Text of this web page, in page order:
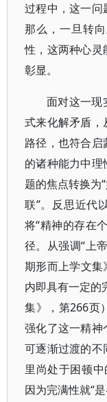
过程中，这一问
那么，一旦转
性，这两种心
彰显。
面对这一现
式来化解矛盾，
路径，也符合启
的诸种能力中
题的焦点转换为
联”。反思近代
将“精神的存在
径。从强调“上
期形而上学文集
内即具有一定的
集》，第266页
强化了这一精神
可逐渐过渡的不
里尚处于困顿中
因为完满性就“